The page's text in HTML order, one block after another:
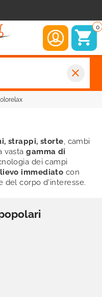
0
close
strappi, storte, cambi
vasta gamma di
dei campi
immediato con
del corpo d'interesse.